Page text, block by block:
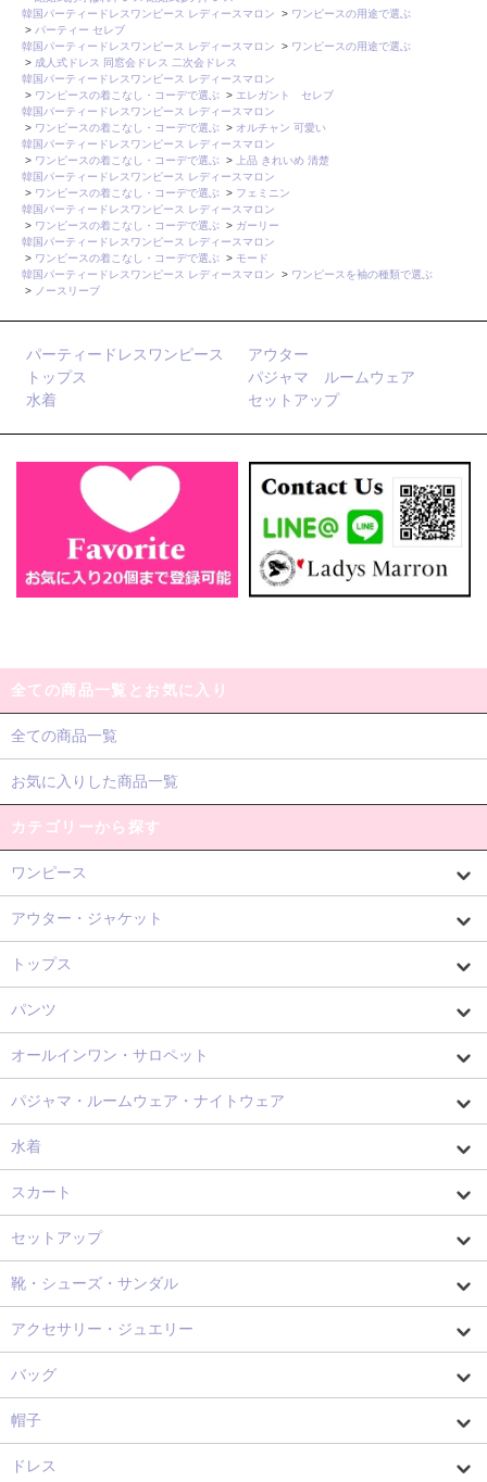
韓国パーティードレスワンピース レディースマロン
> ワンピースの用途で選ぶ
> パーティー セレブ
韓国パーティードレスワンピース レディースマロン
> ワンピースの用途で選ぶ
> 成人式ドレス 同窓会ドレス 二次会ドレス
韓国パーティードレスワンピース レディースマロン
> ワンピースの着こなし・コーデで選ぶ > エレガント セレブ
韓国パーティードレスワンピース レディースマロン
> ワンピースの着こなし・コーデで選ぶ > オルチャン 可愛い
韓国パーティードレスワンピース レディースマロン
> ワンピースの着こなし・コーデで選ぶ >
上品 きれいめ 清楚
韓国パーティードレスワンピース レディースマロン
> ワンピースの着こなし・コーデで選ぶ > フェミニン
韓国パーティードレスワンピース レディースマロン
> ワンピースの着こなし・コーデで選ぶ > ガーリー
韓国パーティードレスワンピース レディースマロン
> ワンピースの着こなし・コーデで選ぶ > モード
韓国パーティードレスワンピース レディースマロン
> ワンピースを袖の種類で選ぶ
> ノースリーブ
パーティードレスワンピース
アウター
トップス
パジャマ ルームウェア
水着
セットアップ
全ての商品一覧とお気に入り
全ての商品一覧
お気に入りした商品一覧
カテゴリーから探す
ワンピース
アウター・ジャケット
トップス
パンツ
オールインワン・サロペット
パジャマ・ルームウェア・ナイトウェア
水着
スカート
セットアップ
靴・シューズ・サンダル
アクセサリー・ジュエリー
バッグ
帽子
ドレス